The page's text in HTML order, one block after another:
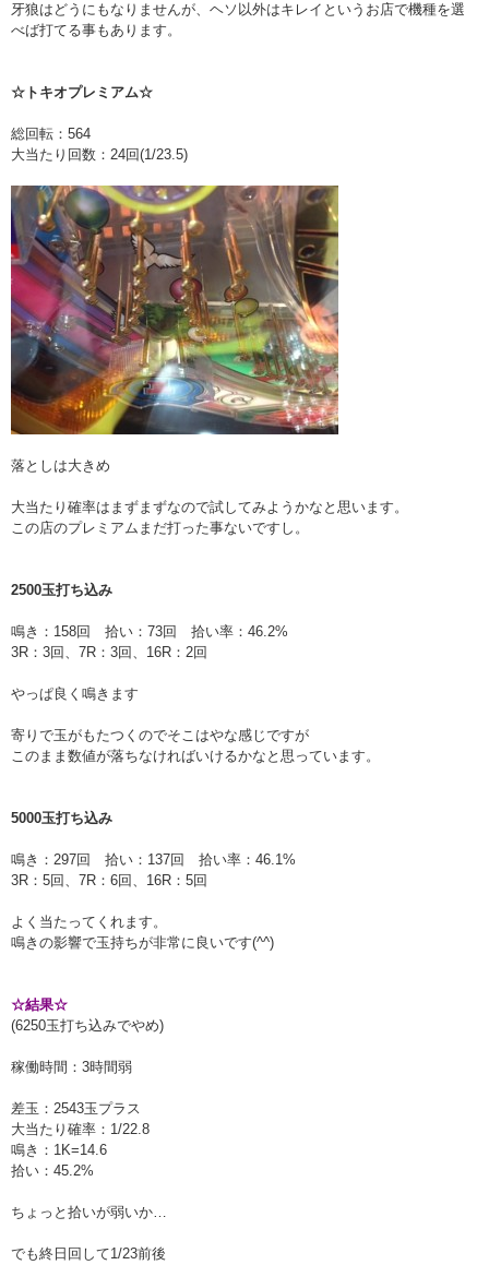
牙狼はどうにもなりませんが、ヘソ以外はキレイというお店で機種を選
べば打てる事もあります。
☆トキオプレミアム☆
総回転：564
大当たり回数：24回(1/23.5)
落としは大きめ
大当たり確率はまずまずなので試してみようかなと思います。
この店のプレミアムまだ打った事ないですし。
2500玉打ち込み
鳴き：158回 拾い：73回 拾い率：46.2%
3R：3回、7R：3回、16R：2回
やっぱ良く鳴きます
寄りで玉がもたつくのでそこはやな感じですが
このまま数値が落ちなければいけるかなと思っています。
5000玉打ち込み
鳴き：297回 拾い：137回 拾い率：46.1%
3R：5回、7R：6回、16R：5回
よく当たってくれます。
鳴きの影響で玉持ちが非常に良いです(^^)
☆結果☆
(6250玉打ち込みでやめ)
稼働時間：3時間弱
差玉：2543玉プラス
大当たり確率：1/22.8
鳴き：1K=14.6
拾い：45.2%
ちょっと拾いが弱いか…
でも終日回して1/23前後